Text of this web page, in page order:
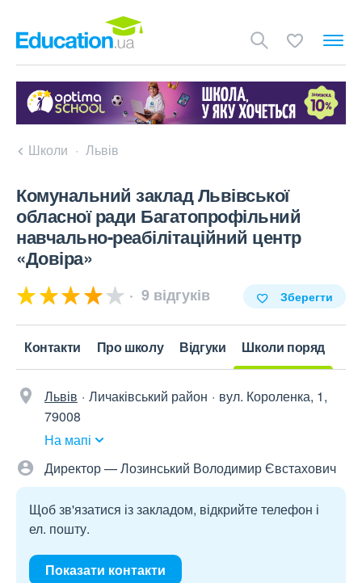
Школи Львів
Комунальний заклад Львівської
обласної ради Багатопрофільний
навчально-реабілітаційний центр
«Довіра»
9 відгуків Зберегти
Контакти Про школу Відгуки Школи поряд
Львів Личаківський район
вул. Короленка, 1,
79008
На мапі
Директор — Лозинський Володимир Євстахович
Щоб зв'язатися із закладом, відкрийте телефон і
ел. пошту.
Показати контакти